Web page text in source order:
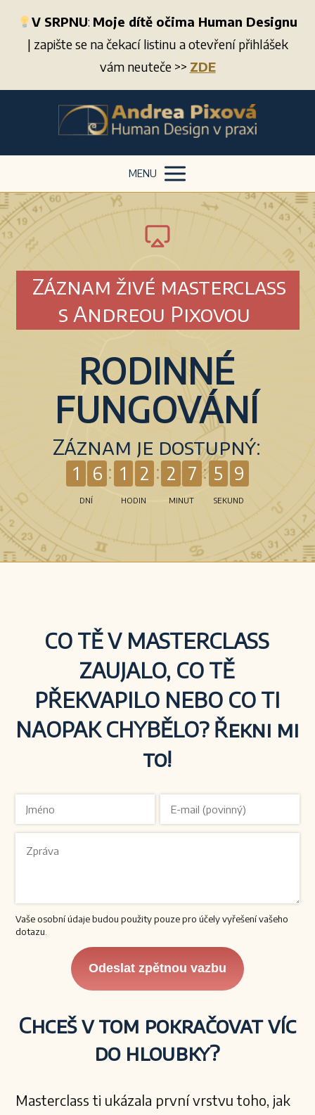
V SRPNU: Moje dítě očima Human Designu
| zapište se na čekací listinu a otevření přihlášek
vám neuteče >> ZDE
MENU
Záznam živé masterclass
s Andreou Pixovou
RODINNÉ
FUNGOVÁNÍ
Záznam je dostupný:
1 6
DNÍ
1 2
HODIN
2 7
MINUT
5 9
SEKUND
CO TĚ V MASTERCLASS
ZAUJALO, CO TĚ
PŘEKVAPILO NEBO CO TI
NAOPAK CHYBĚLO? Řekni mi
to!
Vaše osobní údaje budou použity pouze pro účely vyřešení vašeho
dotazu.
Odeslat zpětnou vazbu
Chceš v tom pokračovat víc
do hloubky?
Masterclass ti ukázala první vrstvu toho, jak